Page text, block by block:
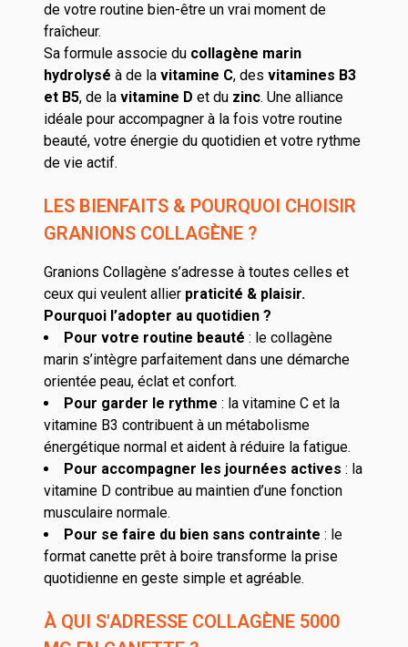
de votre routine bien-être un vrai moment de
fraîcheur.
Sa formule associe du collagène marin
hydrolysé à de la vitamine C, des vitamines B3
et B5, de la vitamine D et du zinc. Une alliance
idéale pour accompagner à la fois votre routine
beauté, votre énergie du quotidien et votre rythme
de vie actif.
LES BIENFAITS & POURQUOI CHOISIR
GRANIONS COLLAGÈNE ?
Granions Collagène s’adresse à toutes celles et
ceux qui veulent allier praticité & plaisir.
Pourquoi l’adopter au quotidien ?
Pour votre routine beauté : le collagène
marin s’intègre parfaitement dans une démarche
orientée peau, éclat et confort.
Pour garder le rythme : la vitamine C et la
vitamine B3 contribuent à un métabolisme
énergétique normal et aident à réduire la fatigue.
Pour accompagner les journées actives : la
vitamine D contribue au maintien d’une fonction
musculaire normale.
Pour se faire du bien sans contrainte : le
format canette prêt à boire transforme la prise
quotidienne en geste simple et agréable.
À QUI S'ADRESSE COLLAGÈNE 5000